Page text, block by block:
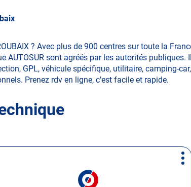
? Avec plus de 900 centres sur toute la
AUTOSUR sont agréés par les autorités
GPL, véhicule spécifique, utilitaire, camping-
Prenez rdv en ligne, c’est facile et rapide.